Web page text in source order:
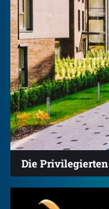
Die Privilegierten